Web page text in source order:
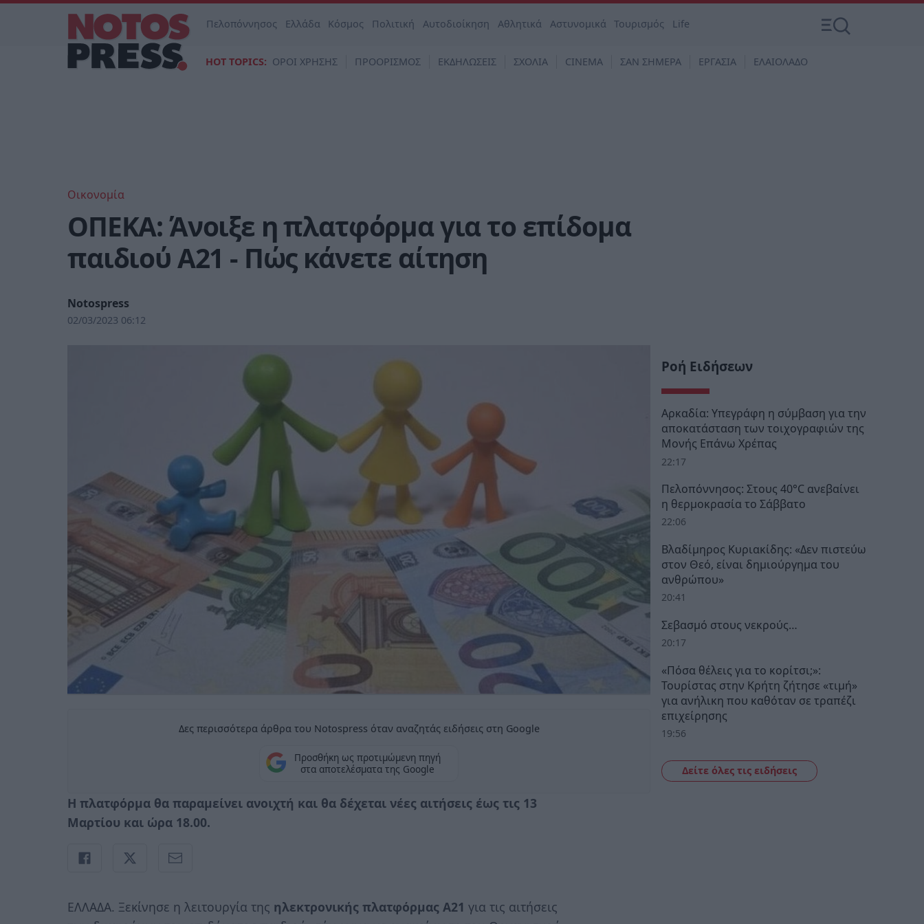
Πελοπόννησος Ελλάδα Κόσμος Πολιτική Αυτοδιοίκηση Αθλητικά Αστυνομικά Τουρισμός Life
HOT TOPICS: ΟΡΟΙ ΧΡΗΣΗΣ ΠΡΟΟΡΙΣΜΟΣ ΕΚΔΗΛΩΣΕΙΣ ΣΧΟΛΙΑ CINEMA ΣΑΝ ΣΗΜΕΡΑ ΕΡΓΑΣΙΑ ΕΛΑΙΟΛΑΔΟ
Οικονομία
ΟΠΕΚΑ: Άνοιξε η πλατφόρμα για το επίδομα
παιδιού Α21 - Πώς κάνετε αίτηση
Notospress
02/03/2023 06:12
Δες περισσότερα άρθρα του Notospress όταν αναζητάς ειδήσεις στη Google
Προσθήκη ως προτιμώμενη πηγή
στα αποτελέσματα της Google
Η πλατφόρμα θα παραμείνει ανοιχτή και θα δέχεται νέες αιτήσεις έως τις 13
Μαρτίου και ώρα 18.00.
ΕΛΛΑΔΑ. Ξεκίνησε η λειτουργία της ηλεκτρονικής πλατφόρμας Α21 για τις αιτήσεις
Ροή Ειδήσεων
Αρκαδία: Υπεγράφη η σύμβαση για την
αποκατάσταση των τοιχογραφιών της
Μονής Επάνω Χρέπας
22:17
Πελοπόννησος: Στους 40°C ανεβαίνει
η θερμοκρασία το Σάββατο
22:06
Βλαδίμηρος Κυριακίδης: «Δεν πιστεύω
στον Θεό, είναι δημιούργημα του
ανθρώπου»
20:41
Σεβασμό στους νεκρούς…
20:17
«Πόσα θέλεις για το κορίτσι;»:
Τουρίστας στην Κρήτη ζήτησε «τιμή»
για ανήλικη που καθόταν σε τραπέζι
επιχείρησης
19:56
Δείτε όλες τις ειδήσεις